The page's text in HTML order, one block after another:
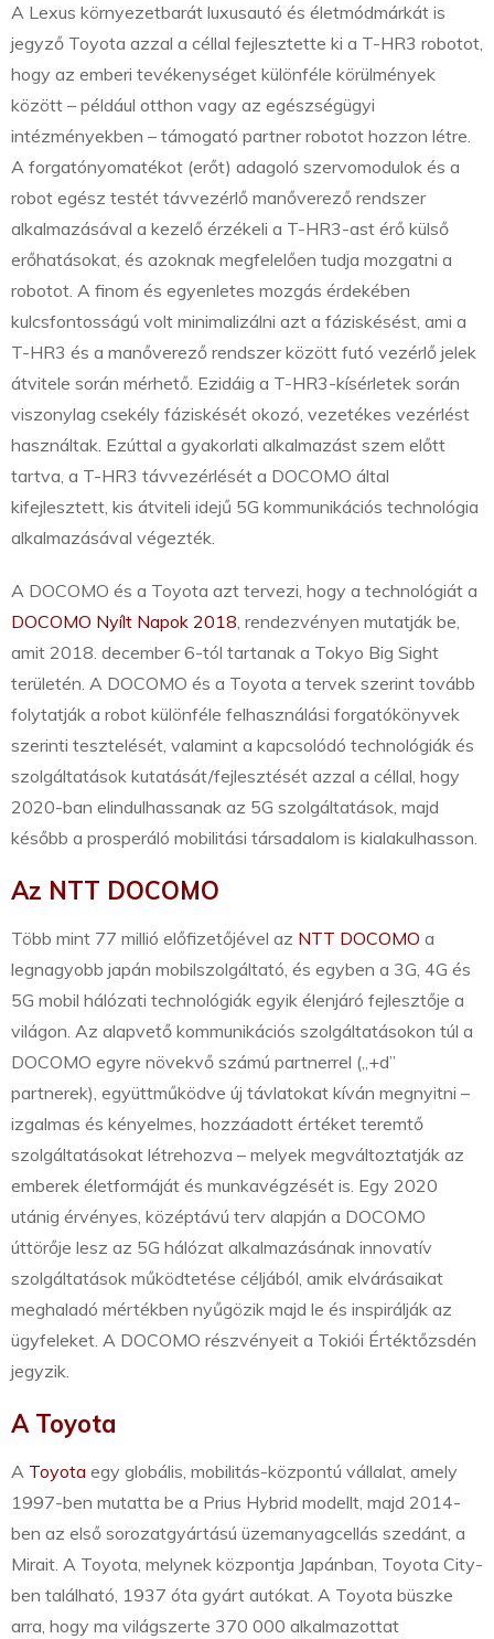
A Lexus környezetbarát luxusautó és életmódmárkát is
jegyző Toyota azzal a céllal fejlesztette ki a T-HR3 robotot,
hogy az emberi tevékenységet különféle körülmények
között – például otthon vagy az egészségügyi
intézményekben – támogató partner robotot hozzon létre.
A forgatónyomatékot (erőt) adagoló szervomodulok és a
robot egész testét távvezérlő manőverező rendszer
alkalmazásával a kezelő érzékeli a T-HR3-ast érő külső
erőhatásokat, és azoknak megfelelően tudja mozgatni a
robotot. A finom és egyenletes mozgás érdekében
kulcsfontosságú volt minimalizálni azt a fáziskésést, ami a
T-HR3 és a manőverező rendszer között futó vezérlő jelek
átvitele során mérhető. Ezidáig a T-HR3-kísérletek során
viszonylag csekély fáziskését okozó, vezetékes vezérlést
használtak. Ezúttal a gyakorlati alkalmazást szem előtt
tartva, a T-HR3 távvezérlését a DOCOMO által
kifejlesztett, kis átviteli idejű 5G kommunikációs technológia
alkalmazásával végezték.
A DOCOMO és a Toyota azt tervezi, hogy a technológiát a
DOCOMO Nyílt Napok 2018, rendezvényen mutatják be,
amit 2018. december 6-tól tartanak a Tokyo Big Sight
területén. A DOCOMO és a Toyota a tervek szerint tovább
folytatják a robot különféle felhasználási forgatókönyvek
szerinti tesztelését, valamint a kapcsolódó technológiák és
szolgáltatások kutatását/fejlesztését azzal a céllal, hogy
2020-ban elindulhassanak az 5G szolgáltatások, majd
később a prosperáló mobilitási társadalom is kialakulhasson.
Az NTT DOCOMO
Több mint 77 millió előfizetőjével az NTT DOCOMO a
legnagyobb japán mobilszolgáltató, és egyben a 3G, 4G és
5G mobil hálózati technológiák egyik élenjáró fejlesztője a
világon. Az alapvető kommunikációs szolgáltatásokon túl a
DOCOMO egyre növekvő számú partnerrel („+d”
partnerek), együttműködve új távlatokat kíván megnyitni –
izgalmas és kényelmes, hozzáadott értéket teremtő
szolgáltatásokat létrehozva – melyek megváltoztatják az
emberek életformáját és munkavégzését is. Egy 2020
utánig érvényes, középtávú terv alapján a DOCOMO
úttörője lesz az 5G hálózat alkalmazásának innovatív
szolgáltatások működtetése céljából, amik elvárásaikat
meghaladó mértékben nyűgözik majd le és inspirálják az
ügyfeleket. A DOCOMO részvényeit a Tokiói Értéktőzsdén
jegyzik.
A Toyota
A Toyota egy globális, mobilitás-központú vállalat, amely
1997-ben mutatta be a Prius Hybrid modellt, majd 2014-
ben az első sorozatgyártású üzemanyagcellás szedánt, a
Mirait. A Toyota, melynek központja Japánban, Toyota City-
ben található, 1937 óta gyárt autókat. A Toyota büszke
arra, hogy ma világszerte 370 000 alkalmazottat